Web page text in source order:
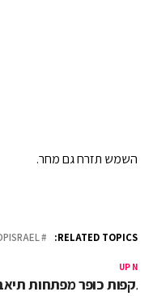
השמש תזרח גם מחר.
RELATED TOPICS:
UP
כופר מפתחות